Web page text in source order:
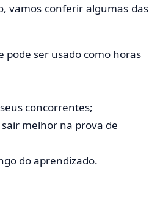
vamos conferir algumas das
ser usado como horas
concorrentes;
melhor na prova de
do aprendizado.